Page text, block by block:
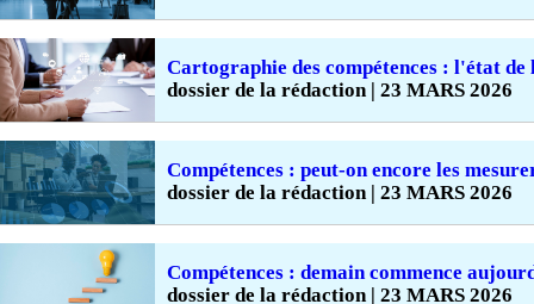
Cartographie des compétences : l'état
dossier de la rédaction | 23 MARS 2026
Compétences : peut-on encore les
dossier de la rédaction | 23 MARS 2026
Compétences : demain commence
dossier de la rédaction | 23 MARS 2026